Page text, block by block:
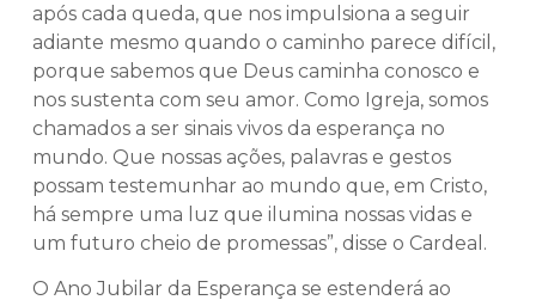
após cada queda, que nos impulsiona a seguir
adiante mesmo quando o caminho parece difícil,
porque sabemos que Deus caminha conosco e
nos sustenta com seu amor. Como Igreja, somos
chamados a ser sinais vivos da esperança no
mundo. Que nossas ações, palavras e gestos
possam testemunhar ao mundo que, em Cristo,
há sempre uma luz que ilumina nossas vidas e
um futuro cheio de promessas”, disse o Cardeal.
O Ano Jubilar da Esperança se estenderá ao